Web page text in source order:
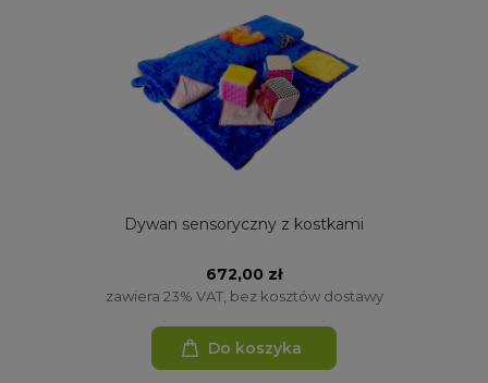
Dywan sensoryczny z kostkami
672,00 zł
zawiera 23% VAT, bez kosztów dostawy
Do koszyka